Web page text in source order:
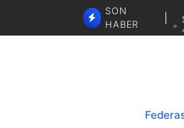
SON
HABER